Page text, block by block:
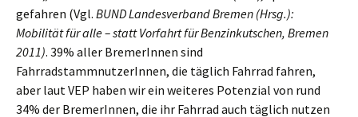
gefahren (Vgl. BUND Landesverband Bremen (Hrsg.):
Mobilität für alle – statt Vorfahrt für Benzinkutschen, Bremen
2011). 39% aller BremerInnen sind
FahrradstammnutzerInnen, die täglich Fahrrad fahren,
aber laut VEP haben wir ein weiteres Potenzial von rund
34% der BremerInnen, die ihr Fahrrad auch täglich nutzen